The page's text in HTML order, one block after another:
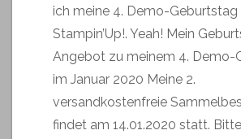
ich meine 4. Demo-Geburtstag
Stampin’Up!. Yeah! Mein
Angebot zu meinem 4. Demo-
im Januar 2020 Meine 2.
versandkostenfreie
findet am 14.01.2020 statt.